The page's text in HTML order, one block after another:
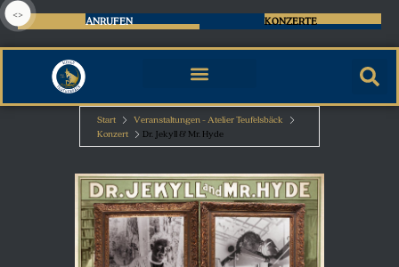
ANRUFEN
<>
KONZERTE
Start
Veranstaltungen - Atelier Teufelsbäck
Konzert
Dr. Jekyll & Mr. Hyde